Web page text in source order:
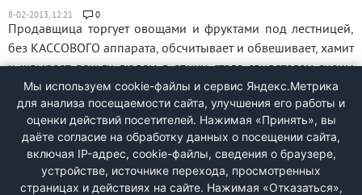
0
Продавщица торгует овощами и фруктами под лестницей,
без КАССОВОГО аппарата, обсчитывает и обвешивает, хамит
и швыряет деньги людям в спину, стала свидетелем сцены
когда она обманула на моих глазах молодую девушку, так
еще и оскорбляла ее, ни чека ни чего не предъявила. Эта
торгажка давно там ...
Мы используем cookie-файлы и сервис Яндекс.Метрика
для анализа посещаемости сайта, улучшения его работы и
оценки действий посетителей. Нажимая «Принять», вы
даёте согласие на обработку данных о посещении сайта,
включая IP-адрес, cookie-файлы, сведения о браузере,
устройстве, источнике перехода, просмотренных
страницах и действиях на сайте. Нажимая «Отказаться»,